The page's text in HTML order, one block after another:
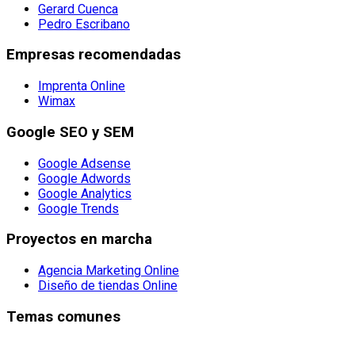
Gerard Cuenca
Pedro Escribano
Empresas recomendadas
Imprenta Online
Wimax
Google SEO y SEM
Google Adsense
Google Adwords
Google Analytics
Google Trends
Proyectos en marcha
Agencia Marketing Online
Diseño de tiendas Online
Temas comunes